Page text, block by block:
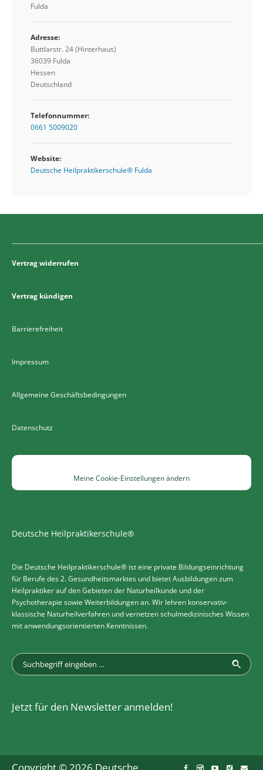
Fulda
Adresse:
Buttlarstr. 24 (Hinterhaus)
36039 Fulda
Hessen
Deutschland
Telefonnummer:
0661 5009020
Website:
Deutsche Heilpraktikerschule® Fulda
Vertrag widerrufen
Vertrag kündigen
Barrierefreiheit
Impressum
Allgemeine Geschäftsbedingungen
Datenschutz
Meine Cookie-Einstellungen ändern
Deutsche Heilpraktikerschule®
Die Deutsche Heilpraktikerschule® ist eine private Bildungseinrichtung
für Berufe des 2. Gesundheitsmarktes und bietet Ausbildungen zum
Heilpraktiker auf den Gebieten der Naturheilkunde und der
Psychotherapie sowie Weiterbildungen an. Wir lehren konservativ-
klassische Naturheilverfahren und vernetzen schulmedizinisches Wissen
mit anwendungsorientierten Kenntnissen.
Jetzt für den Newsletter anmelden!
Copyright © 2026 Deutsche